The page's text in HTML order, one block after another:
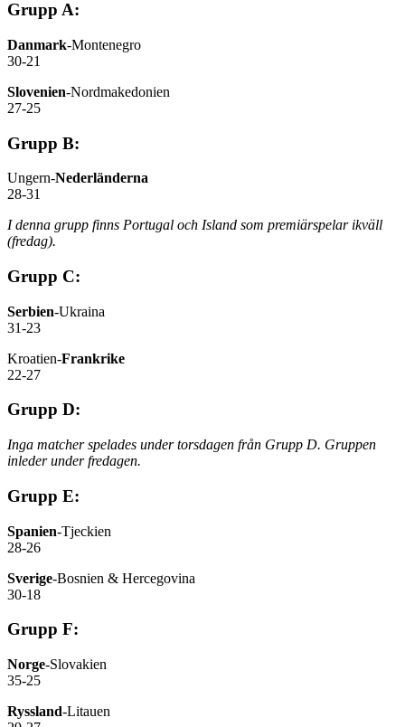
Grupp A:
Danmark-Montenegro
30-21
Slovenien-Nordmakedonien
27-25
Grupp B:
Ungern-Nederländerna
28-31
I denna grupp finns Portugal och Island som premiärspelar ikväll
(fredag).
Grupp C:
Serbien-Ukraina
31-23
Kroatien-Frankrike
22-27
Grupp D:
Inga matcher spelades under torsdagen från Grupp D. Gruppen
inleder under fredagen.
Grupp E:
Spanien-Tjeckien
28-26
Sverige-Bosnien & Hercegovina
30-18
Grupp F:
Norge-Slovakien
35-25
Ryssland-Litauen